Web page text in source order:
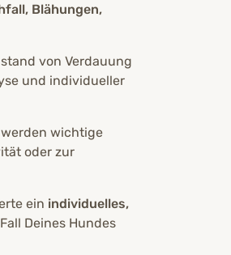
Blähungen,
von Verdauung
und individueller
wichtige
oder zur
ein individuelles,
Deines Hundes